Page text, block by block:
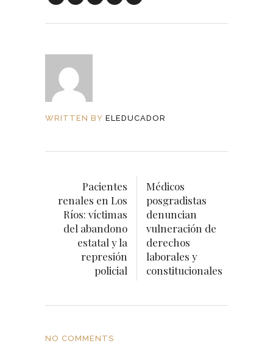
WRITTEN BY ELEDUCADOR
Pacientes
renales en Los
Ríos: víctimas
del abandono
estatal y la
represión
policial
Médicos
posgradistas
denuncian
vulneración de
derechos
laborales y
constitucionales
NO COMMENTS